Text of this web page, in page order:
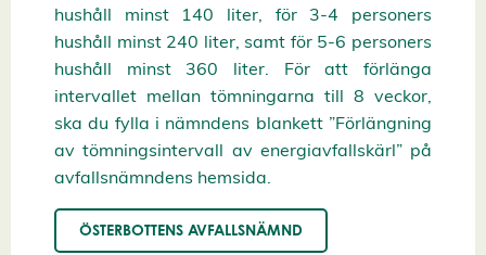
hushåll minst 140 liter, för 3-4 personers
hushåll minst 240 liter, samt för 5-6 personers
hushåll minst 360 liter. För att förlänga
intervallet mellan tömningarna till 8 veckor,
ska du fylla i nämndens blankett ”Förlängning
av tömningsintervall av energiavfallskärl” på
avfallsnämndens hemsida.
ÖSTERBOTTENS AVFALLSNÄMND